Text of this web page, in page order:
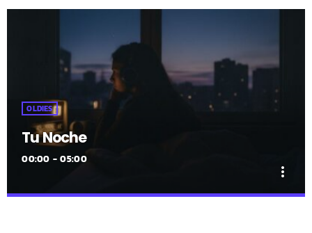
OLDIES
Tu Noche
00:00 - 05:00
more_vert